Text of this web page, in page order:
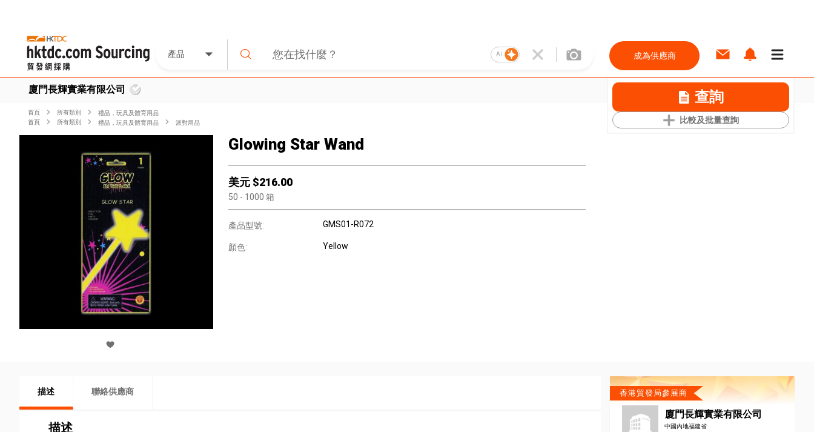
產品 AI 成為供應商
廈門長輝實業有限公司 查詢
比較及批量查詢
首頁 所有類別
禮品，玩具及體育用品
首頁
所有類別 禮品，玩具及體育用品 派對用品
Glowing Star Wand
美元 $216.00
50 - 1000 箱
產品型號: GMS01-R072
顏色: Yellow
描述 聯絡供應商
描述
香港貿發局參展商
廈門長輝實業有限公司
中國內地福建省